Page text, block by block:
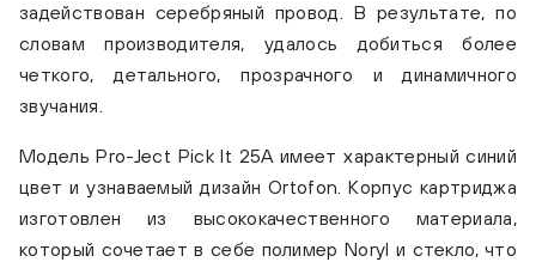
задействован серебряный провод. В результате, по
словам производителя, удалось добиться более
четкого, детального, прозрачного и динамичного
звучания.
Модель Pro-Ject Pick It 25A имеет характерный синий
цвет и узнаваемый дизайн Ortofon. Корпус картриджа
изготовлен из высококачественного материала,
который сочетает в себе полимер Noryl и стекло, что